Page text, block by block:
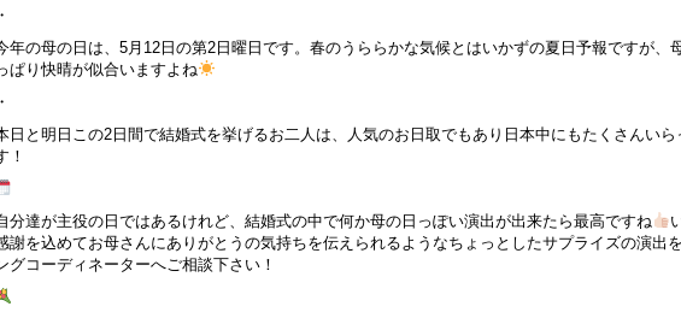
・
年の母の日は、5月12日の第2日曜日です。春のうららかな気候とはいかずの夏日予報ですが、
ぱり快晴が似合いますよね
・
日と明日この2日間で結婚式を挙げるお二人は、人気のお日取でもあり日本中にもたくさんいら
！
分達が主役の日ではあるけれど、結婚式の中で何か母の日っぽい演出が出来たら最高ですね
謝を込めてお母さんにありがとうの気持ちを伝えられるようなちょっとしたサプライズの演出
グコーディネーターへご相談下さい！